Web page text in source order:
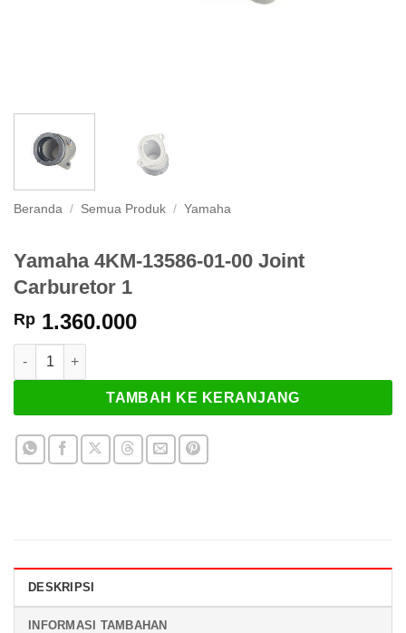
Beranda / Semua Produk / Yamaha
Yamaha 4KM-13586-01-00 Joint
Carburetor 1
Rp 1.360.000
Kuantitas Yamaha 4KM-13586-01-00 Joint Carburetor 1
TAMBAH KE KERANJANG
DESKRIPSI
INFORMASI TAMBAHAN